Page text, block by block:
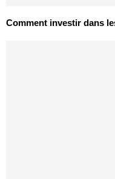
Comment investir dans